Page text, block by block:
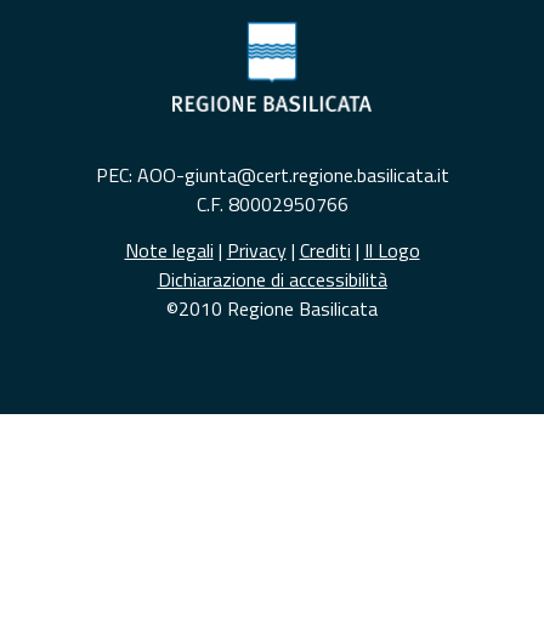
PEC: AOO-giunta@cert.regione.basilicata.it
C.F. 80002950766
Note legali | Privacy| Crediti | Il Logo
Dichiarazione di accessibilità
©2010 Regione Basilicata